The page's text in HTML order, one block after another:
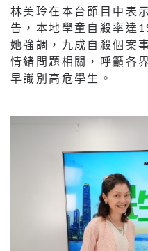
林美玲在本台節目中表
告，本地學童自殺率達
她強調，九成自殺個案
情緒問題相關，呼籲各
早識別高危學生。